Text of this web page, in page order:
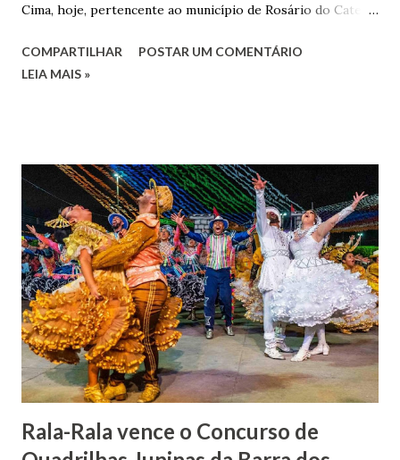
Cima, hoje, pertencente ao município de Rosário do Catete.
José de Faro Leitão, porém o casamento acabou com o
indiciamento para apropriar-se da volumosa herança. Em
1862, transferiu-se para o Rio de Janeiro e casou-se com
uma irmã do Visconde de Uruguai. O Barão de Maruim
apresentou uma grande dedicação à atividade agrícola, que
lhe proporcionou uma grande reserva financeira. João
Gomes de Melo mandou construir a Igreja Matriz de Nosso
Senhor Bom Jesus dos Passos, que foi inaugurada em 1862 e
doada ao vigário Pe. José Joaquim de Vasconcelos. A Igreja
Matriz...
COMPARTILHAR
POSTAR UM COMENTÁRIO
LEIA MAIS »
Rala-Rala vence o Concurso de